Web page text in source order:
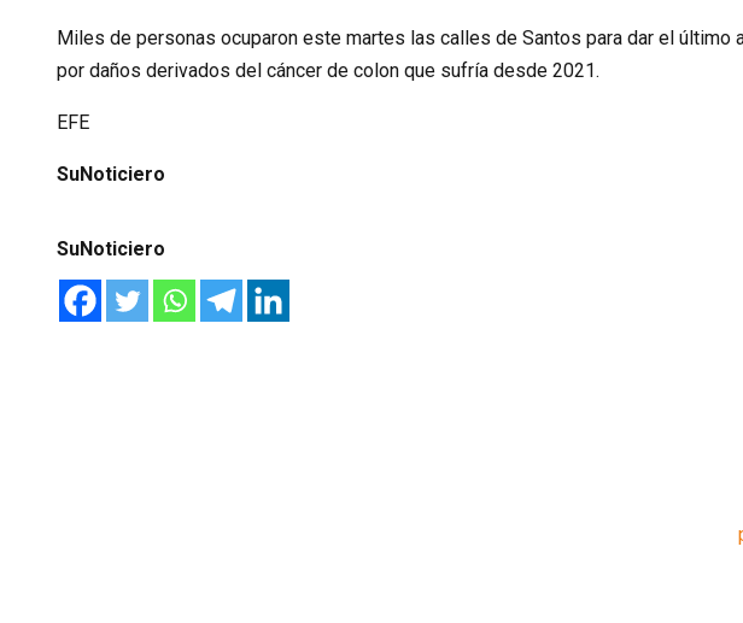
Miles de personas ocuparon este martes las calles de Santos para dar el
por daños derivados del cáncer de colon que sufría desde 2021.
EFE
SuNoticiero
SuNoticiero